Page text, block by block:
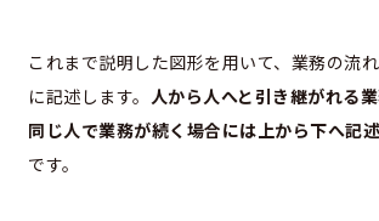
これまで説明した図形を用いて、業務の流
に記述します。 人から人へと引き継がれる業
同じ人で業務が続く場合には上から下へ記述
です。